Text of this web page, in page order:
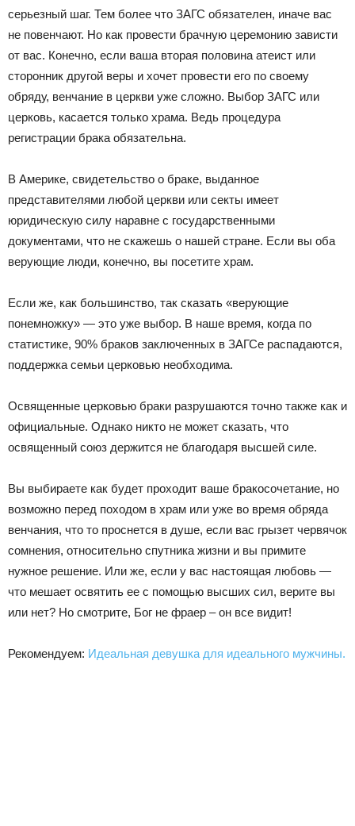
серьезный шаг. Тем более что ЗАГС обязателен, иначе вас
не повенчают. Но как провести брачную церемонию зависти
от вас. Конечно, если ваша вторая половина атеист или
сторонник другой веры и хочет провести его по своему
обряду, венчание в церкви уже сложно. Выбор ЗАГС или
церковь, касается только храма. Ведь процедура
регистрации брака обязательна.
В Америке, свидетельство о браке, выданное
представителями любой церкви или секты имеет
юридическую силу наравне с государственными
документами, что не скажешь о нашей стране. Если вы оба
верующие люди, конечно, вы посетите храм.
Если же, как большинство, так сказать «верующие
понемножку» — это уже выбор. В наше время, когда по
статистике, 90% браков заключенных в ЗАГСе распадаются,
поддержка семьи церковью необходима.
Освященные церковью браки разрушаются точно также как и
официальные. Однако никто не может сказать, что
освященный союз держится не благодаря высшей силе.
Вы выбираете как будет проходит ваше бракосочетание, но
возможно перед походом в храм или уже во время обряда
венчания, что то проснется в душе, если вас грызет червячок
сомнения, относительно спутника жизни и вы примите
нужное решение. Или же, если у вас настоящая любовь —
что мешает освятить ее с помощью высших сил, верите вы
или нет? Но смотрите, Бог не фраер – он все видит!
Рекомендуем: Идеальная девушка для идеального мужчины.